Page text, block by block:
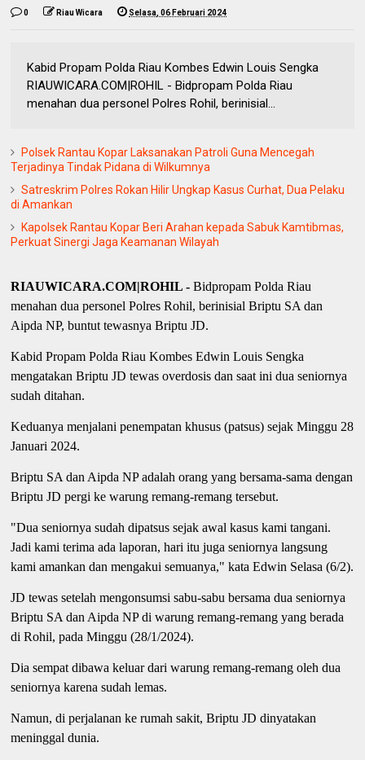
0 Riau Wicara Selasa, 06 Februari 2024
Kabid Propam Polda Riau Kombes Edwin Louis Sengka
RIAUWICARA.COM|ROHIL - Bidpropam Polda Riau
menahan dua personel Polres Rohil, berinisial...
Polsek Rantau Kopar Laksanakan Patroli Guna Mencegah
Terjadinya Tindak Pidana di Wilkumnya
Satreskrim Polres Rokan Hilir Ungkap Kasus Curhat, Dua Pelaku
di Amankan
Kapolsek Rantau Kopar Beri Arahan kepada Sabuk Kamtibmas,
Perkuat Sinergi Jaga Keamanan Wilayah
RIAUWICARA.COM|ROHIL - Bidpropam Polda Riau
menahan dua personel Polres Rohil, berinisial Briptu SA dan
Aipda NP, buntut tewasnya Briptu JD.
Kabid Propam Polda Riau Kombes Edwin Louis Sengka
mengatakan Briptu JD tewas overdosis dan saat ini dua seniornya
sudah ditahan.
Keduanya menjalani penempatan khusus (patsus) sejak Minggu 28
Januari 2024.
Briptu SA dan Aipda NP adalah orang yang bersama-sama dengan
Briptu JD pergi ke warung remang-remang tersebut.
"Dua seniornya sudah dipatsus sejak awal kasus kami tangani.
Jadi kami terima ada laporan, hari itu juga seniornya langsung
kami amankan dan mengakui semuanya," kata Edwin Selasa (6/2).
JD tewas setelah mengonsumsi sabu-sabu bersama dua seniornya
Briptu SA dan Aipda NP di warung remang-remang yang berada
di Rohil, pada Minggu (28/1/2024).
Dia sempat dibawa keluar dari warung remang-remang oleh dua
seniornya karena sudah lemas.
Namun, di perjalanan ke rumah sakit, Briptu JD dinyatakan
meninggal dunia.